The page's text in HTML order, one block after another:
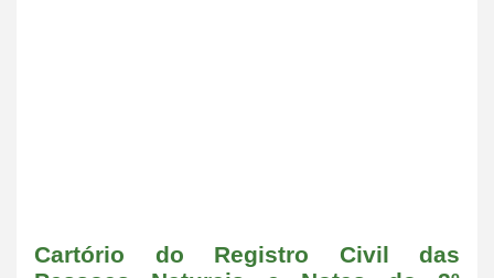
Cartório do Registro Civil das